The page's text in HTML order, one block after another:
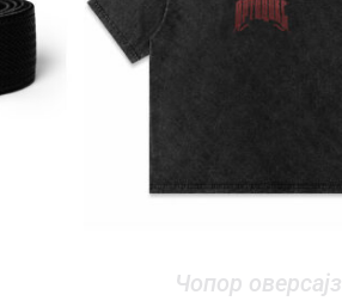
Чопор оверсајз